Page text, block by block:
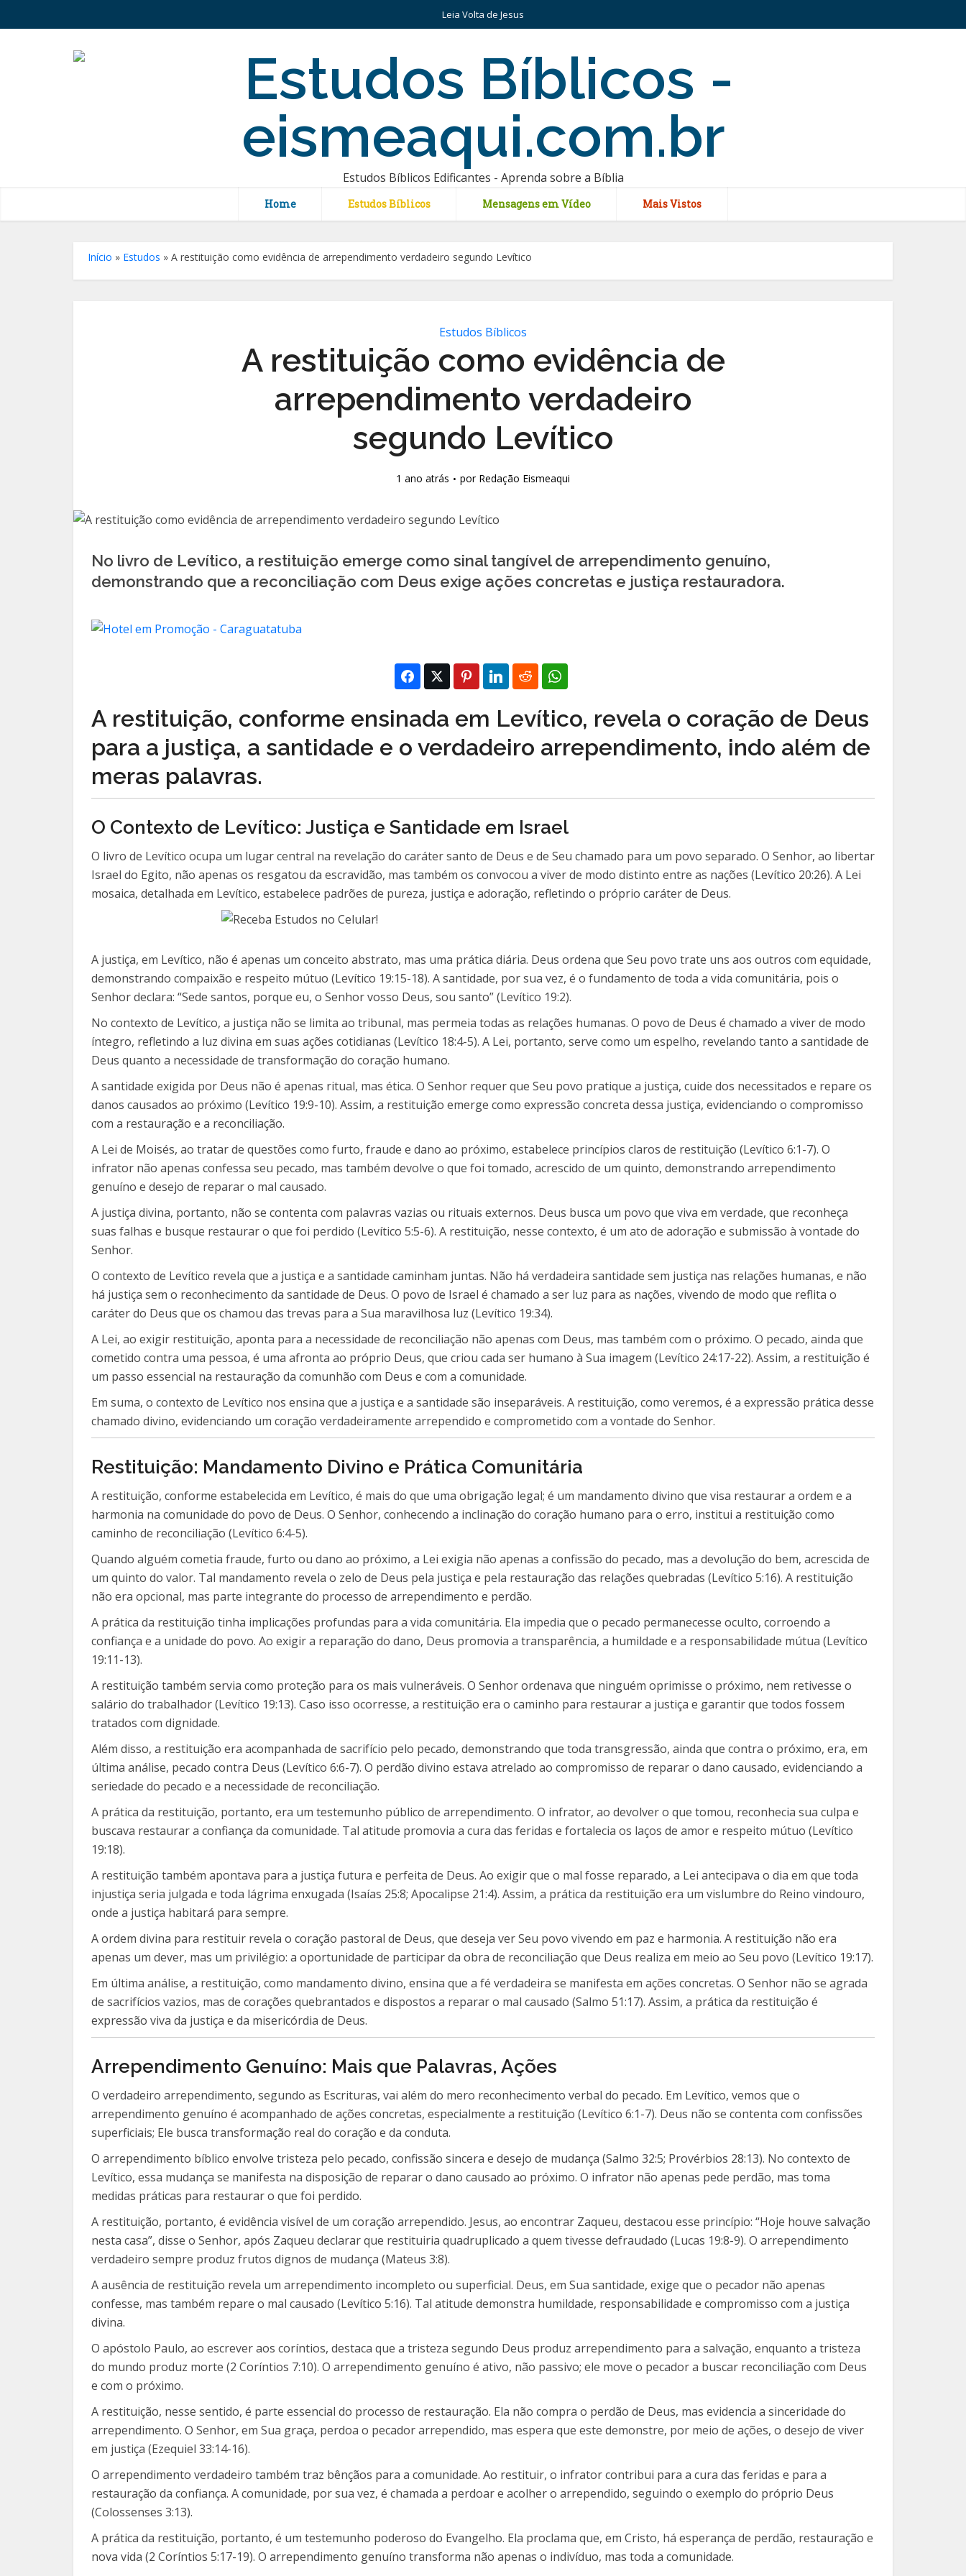
Leia Volta de Jesus
Estudos Bíblicos Edificantes - Aprenda sobre a Bíblia
Home Estudos Bíblicos Mensagens em Vídeo Mais Vistos
Início » Estudos » A restituição como evidência de arrependimento verdadeiro segundo Levítico
Estudos Bíblicos
A restituição como evidência de
arrependimento verdadeiro
segundo Levítico
1 ano atrás por Redação Eismeaqui
No livro de Levítico, a restituição emerge como sinal tangível de arrependimento genuíno,
demonstrando que a reconciliação com Deus exige ações concretas e justiça restauradora.
A restituição, conforme ensinada em Levítico, revela o coração de Deus
para a justiça, a santidade e o verdadeiro arrependimento, indo além de
meras palavras.
O Contexto de Levítico: Justiça e Santidade em Israel
O livro de Levítico ocupa um lugar central na revelação do caráter santo de Deus e de Seu chamado para um povo separado. O Senhor, ao libertar
Israel do Egito, não apenas os resgatou da escravidão, mas também os convocou a viver de modo distinto entre as nações (Levítico 20:26). A Lei
mosaica, detalhada em Levítico, estabelece padrões de pureza, justiça e adoração, refletindo o próprio caráter de Deus.
A justiça, em Levítico, não é apenas um conceito abstrato, mas uma prática diária. Deus ordena que Seu povo trate uns aos outros com equidade,
demonstrando compaixão e respeito mútuo (Levítico 19:15-18). A santidade, por sua vez, é o fundamento de toda a vida comunitária, pois o
Senhor declara: “Sede santos, porque eu, o Senhor vosso Deus, sou santo” (Levítico 19:2).
No contexto de Levítico, a justiça não se limita ao tribunal, mas permeia todas as relações humanas. O povo de Deus é chamado a viver de modo
íntegro, refletindo a luz divina em suas ações cotidianas (Levítico 18:4-5). A Lei, portanto, serve como um espelho, revelando tanto a santidade de
Deus quanto a necessidade de transformação do coração humano.
A santidade exigida por Deus não é apenas ritual, mas ética. O Senhor requer que Seu povo pratique a justiça, cuide dos necessitados e repare os
danos causados ao próximo (Levítico 19:9-10). Assim, a restituição emerge como expressão concreta dessa justiça, evidenciando o compromisso
com a restauração e a reconciliação.
A Lei de Moisés, ao tratar de questões como furto, fraude e dano ao próximo, estabelece princípios claros de restituição (Levítico 6:1-7). O
infrator não apenas confessa seu pecado, mas também devolve o que foi tomado, acrescido de um quinto, demonstrando arrependimento
genuíno e desejo de reparar o mal causado.
A justiça divina, portanto, não se contenta com palavras vazias ou rituais externos. Deus busca um povo que viva em verdade, que reconheça
suas falhas e busque restaurar o que foi perdido (Levítico 5:5-6). A restituição, nesse contexto, é um ato de adoração e submissão à vontade do
Senhor.
O contexto de Levítico revela que a justiça e a santidade caminham juntas. Não há verdadeira santidade sem justiça nas relações humanas, e não
há justiça sem o reconhecimento da santidade de Deus. O povo de Israel é chamado a ser luz para as nações, vivendo de modo que reflita o
caráter do Deus que os chamou das trevas para a Sua maravilhosa luz (Levítico 19:34).
A Lei, ao exigir restituição, aponta para a necessidade de reconciliação não apenas com Deus, mas também com o próximo. O pecado, ainda que
cometido contra uma pessoa, é uma afronta ao próprio Deus, que criou cada ser humano à Sua imagem (Levítico 24:17-22). Assim, a restituição é
um passo essencial na restauração da comunhão com Deus e com a comunidade.
Em suma, o contexto de Levítico nos ensina que a justiça e a santidade são inseparáveis. A restituição, como veremos, é a expressão prática desse
chamado divino, evidenciando um coração verdadeiramente arrependido e comprometido com a vontade do Senhor.
Restituição: Mandamento Divino e Prática Comunitária
A restituição, conforme estabelecida em Levítico, é mais do que uma obrigação legal; é um mandamento divino que visa restaurar a ordem e a
harmonia na comunidade do povo de Deus. O Senhor, conhecendo a inclinação do coração humano para o erro, institui a restituição como
caminho de reconciliação (Levítico 6:4-5).
Quando alguém cometia fraude, furto ou dano ao próximo, a Lei exigia não apenas a confissão do pecado, mas a devolução do bem, acrescida de
um quinto do valor. Tal mandamento revela o zelo de Deus pela justiça e pela restauração das relações quebradas (Levítico 5:16). A restituição
não era opcional, mas parte integrante do processo de arrependimento e perdão.
A prática da restituição tinha implicações profundas para a vida comunitária. Ela impedia que o pecado permanecesse oculto, corroendo a
confiança e a unidade do povo. Ao exigir a reparação do dano, Deus promovia a transparência, a humildade e a responsabilidade mútua (Levítico
19:11-13).
A restituição também servia como proteção para os mais vulneráveis. O Senhor ordenava que ninguém oprimisse o próximo, nem retivesse o
salário do trabalhador (Levítico 19:13). Caso isso ocorresse, a restituição era o caminho para restaurar a justiça e garantir que todos fossem
tratados com dignidade.
Além disso, a restituição era acompanhada de sacrifício pelo pecado, demonstrando que toda transgressão, ainda que contra o próximo, era, em
última análise, pecado contra Deus (Levítico 6:6-7). O perdão divino estava atrelado ao compromisso de reparar o dano causado, evidenciando a
seriedade do pecado e a necessidade de reconciliação.
A prática da restituição, portanto, era um testemunho público de arrependimento. O infrator, ao devolver o que tomou, reconhecia sua culpa e
buscava restaurar a confiança da comunidade. Tal atitude promovia a cura das feridas e fortalecia os laços de amor e respeito mútuo (Levítico
19:18).
A restituição também apontava para a justiça futura e perfeita de Deus. Ao exigir que o mal fosse reparado, a Lei antecipava o dia em que toda
injustiça seria julgada e toda lágrima enxugada (Isaías 25:8; Apocalipse 21:4). Assim, a prática da restituição era um vislumbre do Reino vindouro,
onde a justiça habitará para sempre.
A ordem divina para restituir revela o coração pastoral de Deus, que deseja ver Seu povo vivendo em paz e harmonia. A restituição não era
apenas um dever, mas um privilégio: a oportunidade de participar da obra de reconciliação que Deus realiza em meio ao Seu povo (Levítico 19:17).
Em última análise, a restituição, como mandamento divino, ensina que a fé verdadeira se manifesta em ações concretas. O Senhor não se agrada
de sacrifícios vazios, mas de corações quebrantados e dispostos a reparar o mal causado (Salmo 51:17). Assim, a prática da restituição é
expressão viva da justiça e da misericórdia de Deus.
Arrependimento Genuíno: Mais que Palavras, Ações
O verdadeiro arrependimento, segundo as Escrituras, vai além do mero reconhecimento verbal do pecado. Em Levítico, vemos que o
arrependimento genuíno é acompanhado de ações concretas, especialmente a restituição (Levítico 6:1-7). Deus não se contenta com confissões
superficiais; Ele busca transformação real do coração e da conduta.
O arrependimento bíblico envolve tristeza pelo pecado, confissão sincera e desejo de mudança (Salmo 32:5; Provérbios 28:13). No contexto de
Levítico, essa mudança se manifesta na disposição de reparar o dano causado ao próximo. O infrator não apenas pede perdão, mas toma
medidas práticas para restaurar o que foi perdido.
A restituição, portanto, é evidência visível de um coração arrependido. Jesus, ao encontrar Zaqueu, destacou esse princípio: “Hoje houve salvação
nesta casa”, disse o Senhor, após Zaqueu declarar que restituiria quadruplicado a quem tivesse defraudado (Lucas 19:8-9). O arrependimento
verdadeiro sempre produz frutos dignos de mudança (Mateus 3:8).
A ausência de restituição revela um arrependimento incompleto ou superficial. Deus, em Sua santidade, exige que o pecador não apenas
confesse, mas também repare o mal causado (Levítico 5:16). Tal atitude demonstra humildade, responsabilidade e compromisso com a justiça
divina.
O apóstolo Paulo, ao escrever aos coríntios, destaca que a tristeza segundo Deus produz arrependimento para a salvação, enquanto a tristeza
do mundo produz morte (2 Coríntios 7:10). O arrependimento genuíno é ativo, não passivo; ele move o pecador a buscar reconciliação com Deus
e com o próximo.
A restituição, nesse sentido, é parte essencial do processo de restauração. Ela não compra o perdão de Deus, mas evidencia a sinceridade do
arrependimento. O Senhor, em Sua graça, perdoa o pecador arrependido, mas espera que este demonstre, por meio de ações, o desejo de viver
em justiça (Ezequiel 33:14-16).
O arrependimento verdadeiro também traz bênçãos para a comunidade. Ao restituir, o infrator contribui para a cura das feridas e para a
restauração da confiança. A comunidade, por sua vez, é chamada a perdoar e acolher o arrependido, seguindo o exemplo do próprio Deus
(Colossenses 3:13).
A prática da restituição, portanto, é um testemunho poderoso do Evangelho. Ela proclama que, em Cristo, há esperança de perdão, restauração e
nova vida (2 Coríntios 5:17-19). O arrependimento genuíno transforma não apenas o indivíduo, mas toda a comunidade.